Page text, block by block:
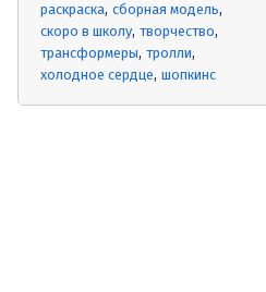
раскраска сборная модель
скоро в школу творчество
трансформеры тролли
холодное сердце шопкинс